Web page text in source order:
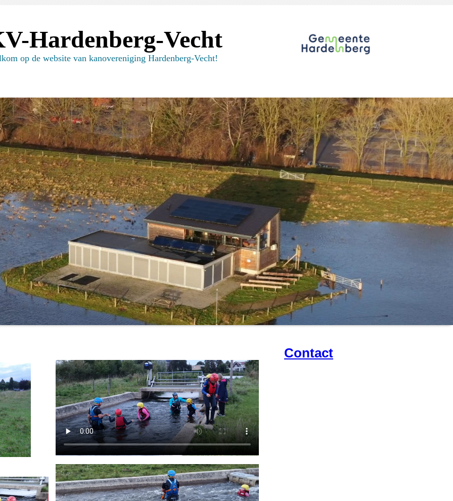
Hardenberg-Vecht
op de website van kanovereniging Hardenberg-Vecht!
Contact